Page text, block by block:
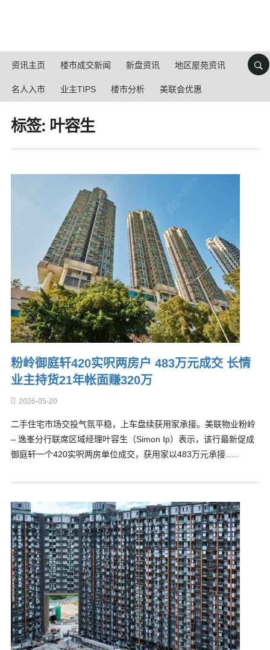
资讯主页 楼市成交新闻 新盘资讯 地区屋苑资讯
名人入市 业主TIPS 楼市分析 美联会优惠
标签: 叶容生
粉岭御庭轩420实呎两房户 483万元成交 长情
业主持货21年帐面赚320万
2026-05-20
二手住宅市场交投气氛平稳，上车盘续获用家承接。美联物业粉岭
– 逸峯分行联席区域经理叶容生（Simon Ip）表示，该行最新促成
御庭轩一个420实呎两房单位成交，获用家以483万元承接…..